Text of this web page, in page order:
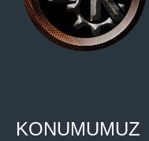
KONUMUMUZ